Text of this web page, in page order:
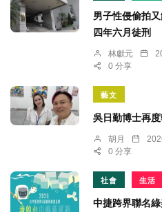
男子性侵偷拍
四年六月徒刑
林獻元
0 分享
藝文
吳日勤博士再
胡月
0 分享
社會 生活
中捷跨界聯名